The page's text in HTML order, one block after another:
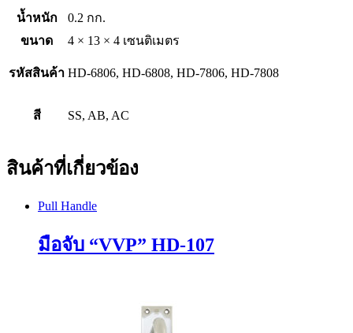
น้ำหนัก
0.2 กก.
ขนาด
4 × 13 × 4 เซนติเมตร
รหัสสินค้า HD-6806, HD-6808, HD-7806, HD-7808
สี SS, AB, AC
สินค้าที่เกี่ยวข้อง
Pull Handle
มือจับ “VVP” HD-107